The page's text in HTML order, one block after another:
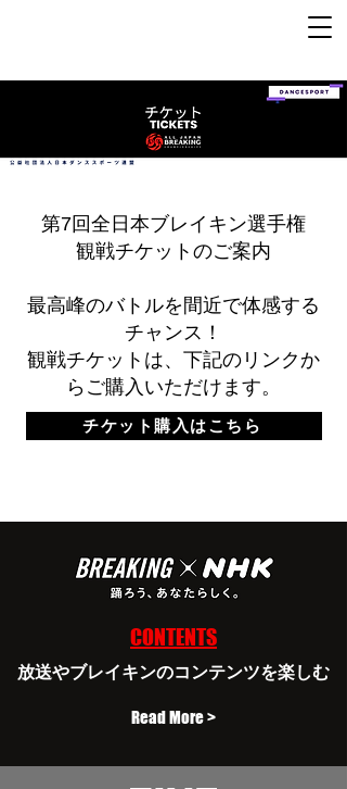
第7回全日本ブレイキン選手権
観戦チケットのご案内
最高峰のバトルを間近で体感する
チャンス！
観戦チケットは、下記のリンクか
らご購入いただけます。
チケット購入はこちら
CONTENTS
放送やブレイキンのコンテンツを楽しむ
Read More >